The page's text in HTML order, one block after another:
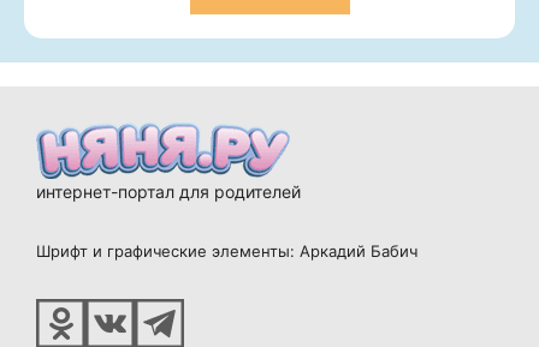
интернет-портал для родителей
Шрифт и графические элементы: Аркадий Бабич